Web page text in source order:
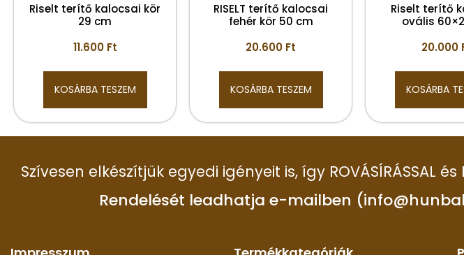
Riselt terítő kalocsai kör
29 cm
11.600 Ft
KOSÁRBA TESZEM
RISELT terítő kalocsai
fehér kör 50 cm
20.600 Ft
KOSÁRBA TESZEM
Riselt terítő
ovális
20.000
KOSÁRBA
Szívesen elkészítjük egyedi igényeit is, így ROVÁSÍRÁSSAL
Rendelését leadhatja e-mailben